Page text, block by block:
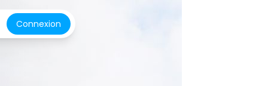
Connexion